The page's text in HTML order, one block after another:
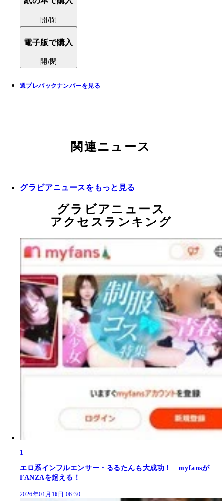
開/閉
電子版で購入
開/閉
週プレバックナンバーを見る
関連ニュース
グラビアニュースをもっと見る
グラビアニュース
アクセスランキング
1
エロ系インフルエンサー・るるたんも大成功！ myfansが
FANZAを超える！
2026年01月16日 06:30